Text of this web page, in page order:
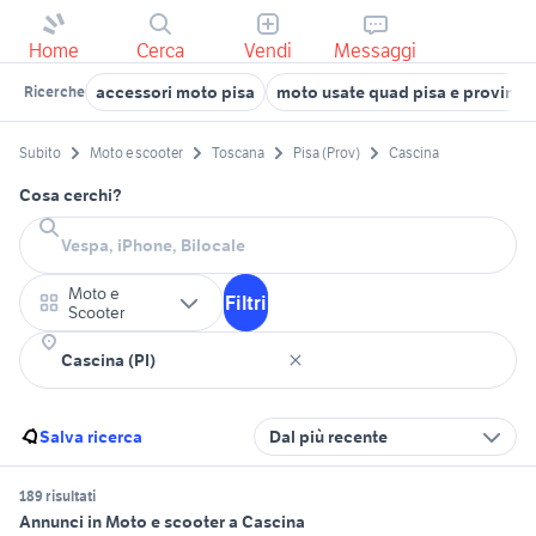
Home Cerca Vendi Messaggi
Ricerche accessori moto pisa moto usate quad pisa e
Subito Moto e scooter Toscana Pisa (Prov) Cascina
Cosa cerchi?
Moto e
Scooter
Filtri
Salva ricerca Dal più recente
189 risultati
Annunci in Moto e scooter a Cascina